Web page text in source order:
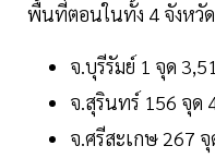
พื้นที่ตอนในทั้ง 4 จังหวั
จ.บุรีรัมย์ 1 จุด
จ.สุรินทร์ 156 จุด
จ.ศรีสะเกษ 267